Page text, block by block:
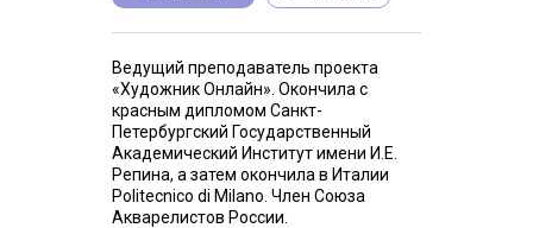
Ведущий преподаватель проекта
«Художник Онлайн». Окончила с
красным дипломом Санкт-
Петербургский Государственный
Академический Институт имени И.Е.
Репина, а затем окончила в Италии
Politecnico di Milano. Член Союза
Акварелистов России.